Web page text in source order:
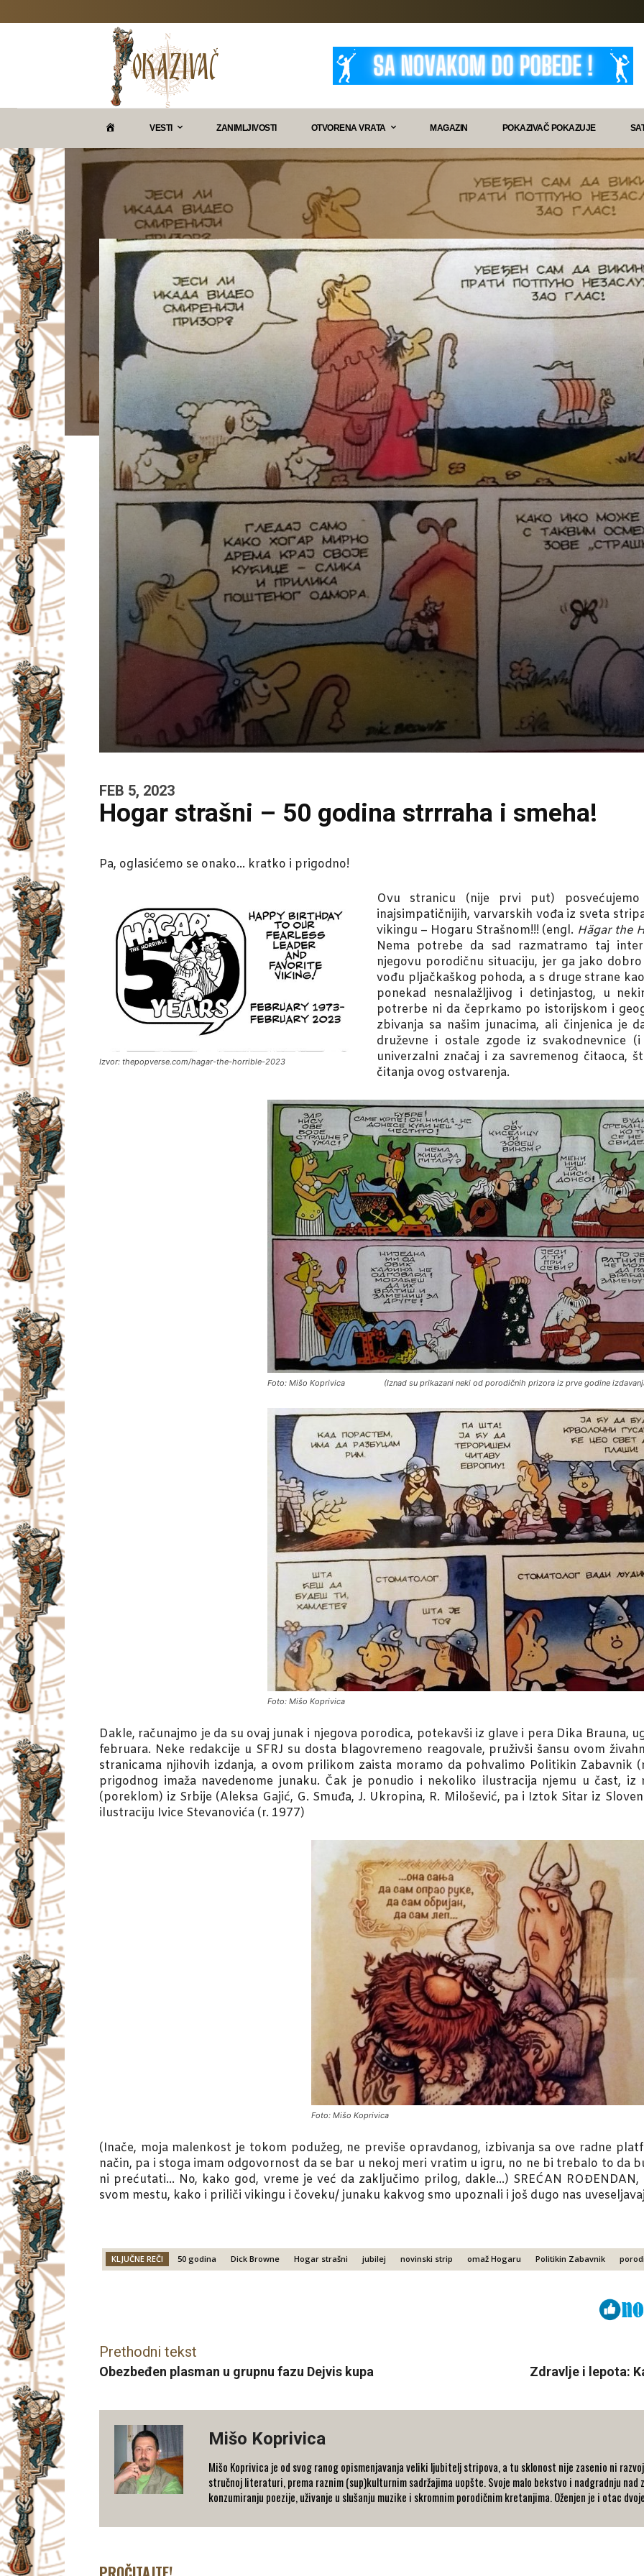
A
Z
I
V
A
VESTI ZANIMLJIVOSTI OTVORENA VRATA MAGAZIN POKAZIVAČ POKAZUJE
FEB 5, 2023
Hogar strašni – 50 godina strrraha i smeha!
Pa, oglasićemo se onako… kratko i prigodno!
Izvor: thepopverse.com/hagar-the-horrible-2023
Ovu stranicu (nije prvi put)
inajsimpatičnijih, varvarskih vođa iz sveta
vikingu – Hogaru Strašnom!!! (engl. Hägar the
Nema potrebe da sad razmatramo taj
njegovu porodičnu situaciju, jer ga jako
vođu pljačkaškog pohoda, a s druge strane
ponekad nesnalažljivog i detinjastog, u
potrerbe ni da čeprkamo po istorijskom i
zbivanja sa našim junacima, ali činjenica je
druževne i ostale zgode iz svakodnevnice
univerzalni značaj i za savremenog čitaoca,
čitanja ovog ostvarenja.
Foto: Mišo Koprivica (Iznad su prikazani neki od porodičnih prizora iz prve godine
Foto: Mišo Koprivica
Dakle, računajmo je da su ovaj junak i njegova porodica, potekavši iz glave i pera Dika Brauna,
februara. Neke redakcije u SFRJ su dosta blagovremeno reagovale, pruživši šansu ovom
stranicama njihovih izdanja, a ovom prilikom zaista moramo da pohvalimo Politikin Zabavnik
prigodnog imaža navedenome junaku. Čak je ponudio i nekoliko ilustracija njemu u čast,
(poreklom) iz Srbije (Aleksa Gajić, G. Smuđa, J. Ukropina, R. Milošević, pa i Iztok Sitar iz
ilustraciju Ivice Stevanovića (r. 1977)
Foto: Mišo Koprivica
(Inače, moja malenkost je tokom podužeg, ne previše opravdanog, izbivanja sa ove radne
način, pa i stoga imam odgovornost da se bar u nekoj meri vratim u igru, no ne bi trebalo to da
ni prećutati… No, kako god, vreme je već da zaključimo prilog, dakle…) SREĆAN
svom mestu, kako i priliči vikingu i čoveku/ junaku kakvog smo upoznali i još dugo nas
KLJUČNE REČI 50 godina Dick Browne Hogar strašni jubilej novinski strip omaž Hogaru Politikin Zabavnik
Prethodni tekst
Obezbeđen plasman u grupnu fazu Dejvis kupa Zdravlje i lepota:
Mišo Koprivica
Mišo Koprivica je od svog ranog opismenjavanja veliki ljubitelj stripova, a tu sklonost nije zasenio ni
stručnoj literaturi, prema raznim (sup)kulturnim sadržajima uopšte. Svoje malo bekstvo i nadgradnju nad
konzumiranju poezije, uživanje u slušanju muzike i skromnim porodičnim kretanjima. Oženjen je i otac